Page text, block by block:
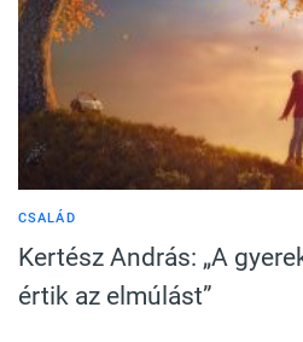
CSALÁD
Kertész András: „A
értik az elmúlást”